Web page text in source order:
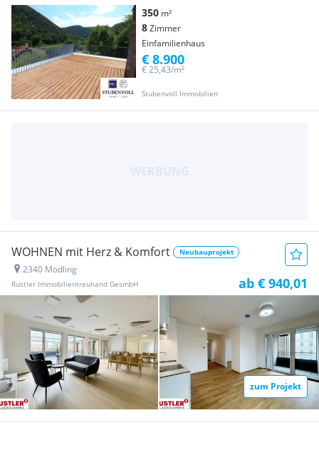
350 m²
8Zimmer
Einfamilienhaus
Stubenvoll Immobilien
€ 25,43/m²
€ 8.900
WOHNEN mit Herz & Komfort Neubauprojekt
2340 Mödling
Rustler Immobilientreuhand GesmbH ab € 940,01
zum Projekt